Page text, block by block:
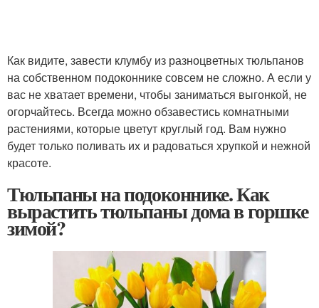
Как видите, завести клумбу из разноцветных тюльпанов
на собственном подоконнике совсем не сложно. А если у
вас не хватает времени, чтобы заниматься выгонкой, не
огорчайтесь. Всегда можно обзавестись комнатными
растениями, которые цветут круглый год. Вам нужно
будет только поливать их и радоваться хрупкой и нежной
красоте.
Тюльпаны на подоконнике. Как
вырастить тюльпаны дома в горшке
зимой?